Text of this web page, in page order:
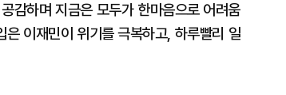
감하며 지금은 모두가 한마음으로 어려움
이재민이 위기를 극복하고, 하루빨리 일